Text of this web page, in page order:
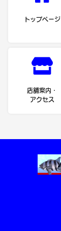
トップページ
店舗案内・
アクセス